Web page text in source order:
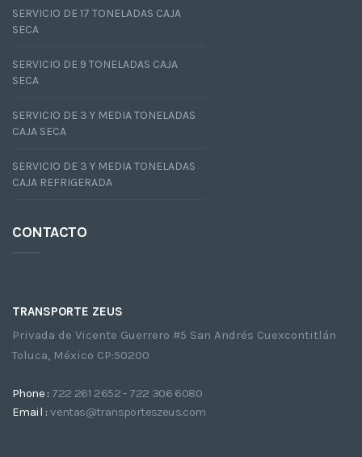
SERVICIO DE 17 TONELADAS CAJA
SECA
SERVICIO DE 9 TONELADAS CAJA
SECA
SERVICIO DE 3 Y MEDIA TONELADAS
CAJA SECA
SERVICIO DE 3 Y MEDIA TONELADAS
CAJA REFRIGERADA
CONTACTO
TRANSPORTE ZEUS
Privada de Vicente Guerrero #5 San Andrés Cuexcontitlán
Toluca, México CP:50200
Phone : 722 261 2652 - 722 306 6080
Email :ventas@transporteszeus.com